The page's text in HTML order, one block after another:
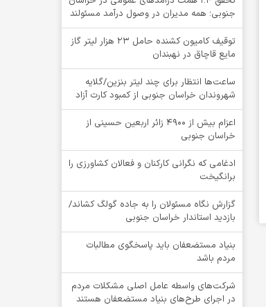
جنوبی؛ همه مدیران در وصول درآمد مسئولند
توقيف کامیون کشنده حامل 23 هزار لیتر گاز
مایع قاچاق در نهبندان
ساعت‌ها انتظار برای چند لیتر بنزین/گلایه
شهروندان خراسان جنوبی از کمبود کارت آزاد
اعزام بیش از 4900 زائر اربعین حسینی از
خراسان جنوبی
ادغامی که نگرانی کارکنان و فعالان کشاورزی را
برانگیخت
گزارش نگاه مسئولان را به جاده گولگ کشاند/
بازدید استاندار خراسان جنوبی
بنیاد مستضعفان باید پاسخگوی مطالبات
مردم باشد
شرکت‌های واسطه عامل اصلی مشکلات مردم
در اجرای طرح‌های بنیاد مستضعفان هستند